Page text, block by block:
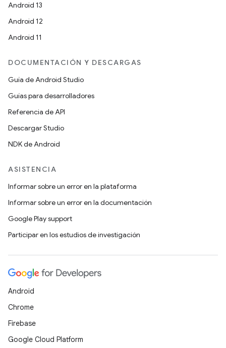
Android 13
Android 12
Android 11
DOCUMENTACIÓN Y DESCARGAS
Guía de Android Studio
Guías para desarrolladores
Referencia de API
Descargar Studio
NDK de Android
ASISTENCIA
Informar sobre un error en la plataforma
Informar sobre un error en la documentación
Google Play support
Participar en los estudios de investigación
Android
Chrome
Firebase
Google Cloud Platform